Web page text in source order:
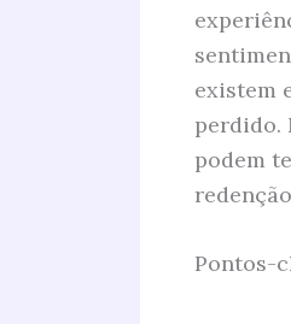
existem
perdido.
podem
Pontos-